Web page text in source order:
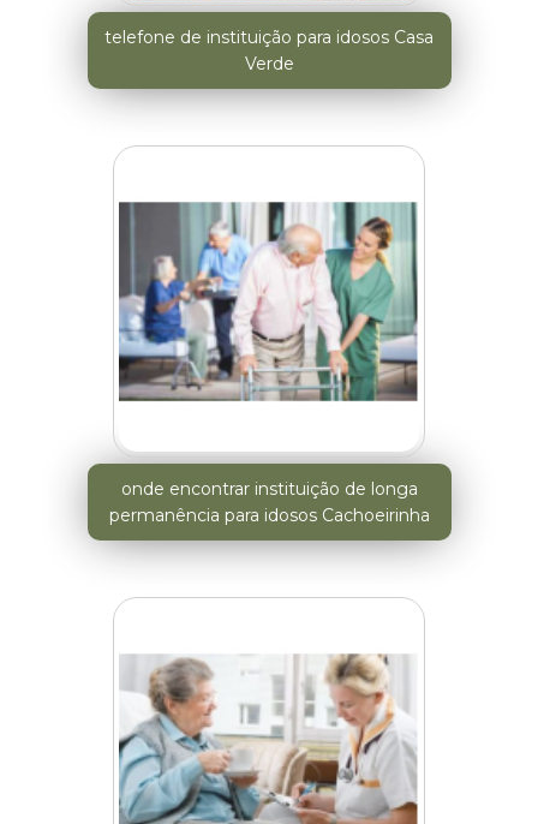
telefone de instituição para idosos Casa
Verde
onde encontrar instituição de longa
permanência para idosos Cachoeirinha